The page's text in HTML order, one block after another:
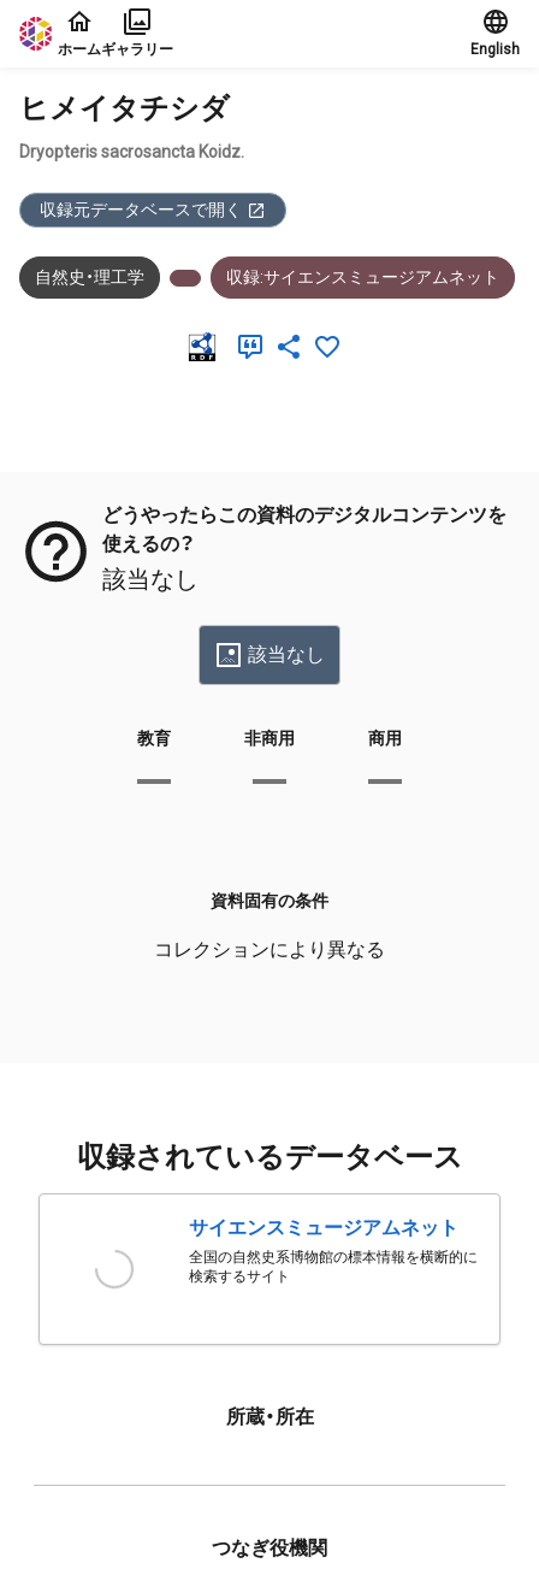
本文に飛ぶ
ホームギャラリー English
ヒメイタチシダ
Dryopteris sacrosancta Koidz.
収録元データベースで開く
自然史・理工学 収録:サイエンスミュージアムネット
どうやったらこの資料のデジタルコンテンツを
使えるの？
該当なし
該当なし
教育 非商用 商用
資料固有の条件
コレクションにより異なる
収録されているデータベース
サイエンスミュージアムネット
全国の自然史系博物館の標本情報を横断的に
検索するサイト
所蔵・所在
つなぎ役機関